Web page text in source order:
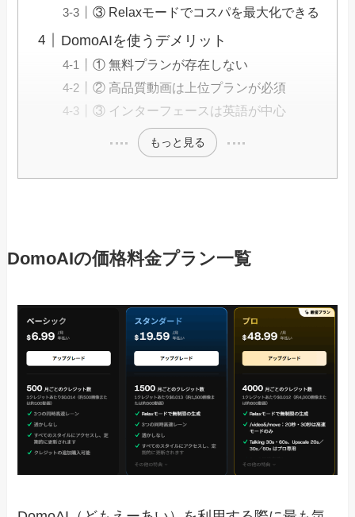
③ Relaxモードでコスパを最大化できる
DomoAIを使うデメリット
① 無料プランが存在しない
② 高品質動画は上位プランが必須
③ インターフェースは英語が中心
もっと見る
DomoAIの価格料金プラン一覧